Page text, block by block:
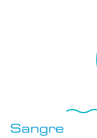
Sangre